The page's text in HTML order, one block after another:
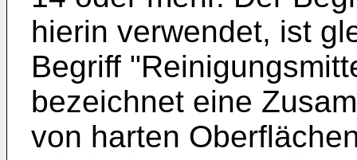
hierin verwendet, ist
Begriff
bezeichnet eine
von harten